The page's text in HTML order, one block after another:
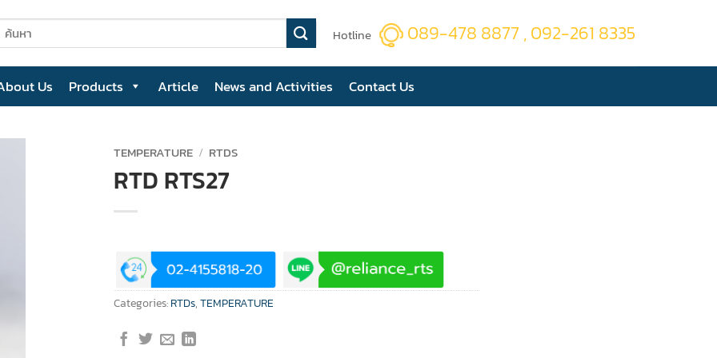
Search
for:
Hotline 089-478 8877 , 092-261 8335
Us Products Article News and Activities Contact Us
TEMPERATURE / RTDS
RTD RTS27
Categories:RTDs,TEMPERATURE